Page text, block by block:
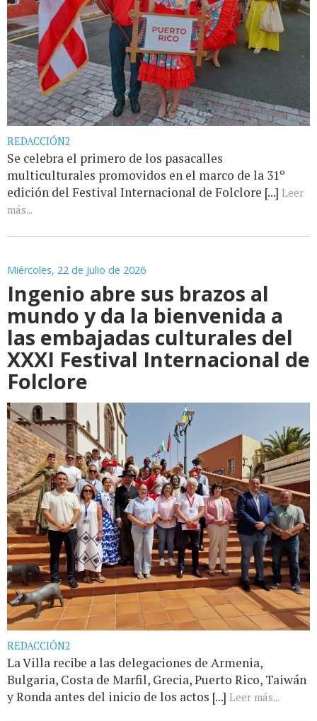
REDACCIÓN2
Se celebra el primero de los pasacalles
multiculturales promovidos en el marco de la 31º
edición del Festival Internacional de Folclore [...] Leer
más...
Miércoles, 22 de Julio de 2026
Ingenio abre sus brazos al
mundo y da la bienvenida a
las embajadas culturales del
XXXI Festival Internacional de
Folclore
REDACCIÓN2
La Villa recibe a las delegaciones de Armenia,
Bulgaria, Costa de Marfil, Grecia, Puerto Rico, Taiwán
y Ronda antes del inicio de los actos [...] Leer más...